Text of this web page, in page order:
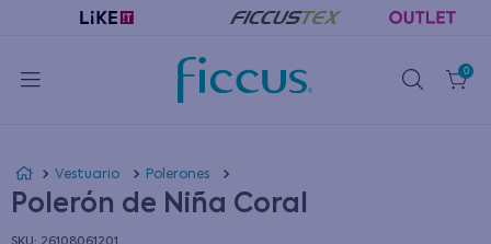
0
Vestuario Polerones
Polerón de Niña Coral